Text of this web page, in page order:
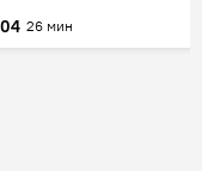
куыстыты равдыст
26 мин